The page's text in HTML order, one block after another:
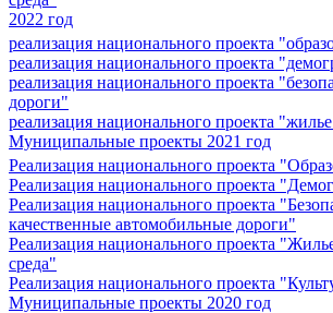
2022 год
реализация национального проекта
реализация национального проекта
реализация национального проекта
дороги"
реализация национального проекта
Муниципальные проекты 2021 год
Реализация национального проекта
Реализация национального проекта
Реализация национального проекта
качественные автомобильные дороги"
Реализация национального проекта
среда"
Реализация национального проекта
Муниципальные проекты 2020 год